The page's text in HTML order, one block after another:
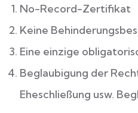
No-Record-Zertifikat
Keine
Eine einzige
Beglaubigung der
Eheschließung usw.